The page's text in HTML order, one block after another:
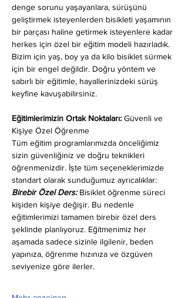
denge sorunu yaşayanlara, sürüşünü
geliştirmek isteyenlerden bisikleti yaşamının
bir parçası haline getirmek isteyenlere kadar
herkes için özel bir eğitim modeli hazırladık.
Bizim için yaş, boy ya da kilo bisiklet sürmek
için bir engel değildir. Doğru yöntem ve
sabırlı bir eğitimle, hayallerinizdeki sürüş
keyfine kavuşabilirsiniz.
Eğitimlerimizin Ortak Noktaları: Güvenli ve
Kişiye Özel Öğrenme
Tüm eğitim programlarımızda önceliğimiz
sizin güvenliğiniz ve doğru teknikleri
öğrenmenizdir. İşte tüm seçeneklerimizde
standart olarak sunduğumuz ayrıcalıklar:
Birebir Özel Ders: Bisiklet öğrenme süreci
kişiden kişiye değişir. Bu nedenle
eğitimlerimizi tamamen birebir özel ders
şeklinde planlıyoruz. Eğitmenimiz her
aşamada sadece sizinle ilgilenir, beden
yapınıza, öğrenme hızınıza ve özgüven
seviyenize göre ilerler.